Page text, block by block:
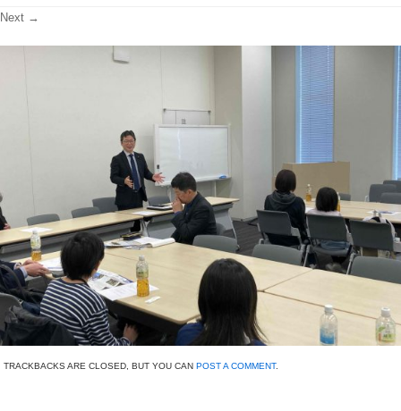
Next →
TRACKBACKS ARE CLOSED, BUT YOU CAN POST A COMMENT.